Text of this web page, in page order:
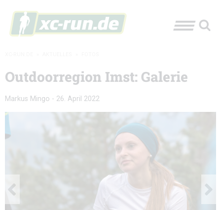
Outdoorregion Imst: Galerie
Markus Mingo - 26. April 2022